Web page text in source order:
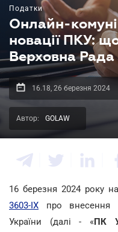
Податки
Онлайн-
новації ПКУ:
Верховна Рада
16.18, 26 березня 2024
Автор: GOLAW
16 березня 2024 року
3603-ІХ про внесення
України (далі - «ПК